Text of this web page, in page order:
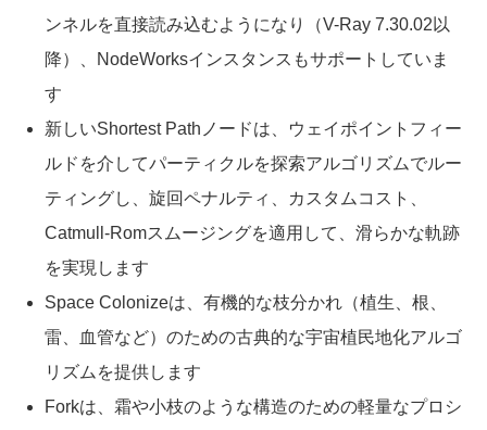
ンネルを直接読み込むようになり（V-Ray 7.30.02以
降）、NodeWorksインスタンスもサポートしていま
す
新しいShortest Pathノードは、ウェイポイントフィー
ルドを介してパーティクルを探索アルゴリズムでルー
ティングし、旋回ペナルティ、カスタムコスト、
Catmull-Romスムージングを適用して、滑らかな軌跡
を実現します
Space Colonizeは、有機的な枝分かれ（植生、根、
雷、血管など）のための古典的な宇宙植民地化アルゴ
リズムを提供します
Forkは、霜や小枝のような構造のための軽量なプロシ